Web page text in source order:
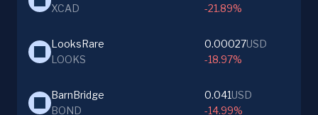
XCAD
-21.89%
LooksRare
LOOKS
0.00027USD
-18.97%
BarnBridge
BOND
0.041USD
-14.99%